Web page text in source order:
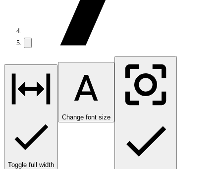
Toggle full width
Change font size